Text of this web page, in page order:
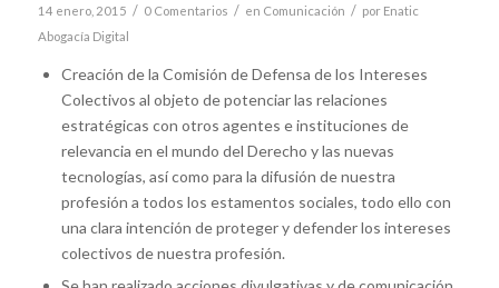
14 enero, 2015 / 0 Comentarios / en Comunicación / por Enatic
Abogacía Digital
Creación de la Comisión de Defensa de los Intereses
Colectivos al objeto de potenciar las relaciones
estratégicas con otros agentes e instituciones de
relevancia en el mundo del Derecho y las nuevas
tecnologías, así como para la difusión de nuestra
profesión a todos los estamentos sociales, todo ello con
una clara intención de proteger y defender los intereses
colectivos de nuestra profesión.